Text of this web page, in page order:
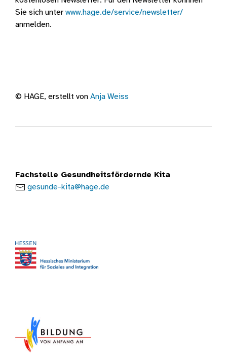
Sie sich unter www.hage.de/service/newsletter/
anmelden.
© HAGE, erstellt von Anja Weiss
Fachstelle Gesundheitsfördernde Kita
E-Mail:
gesunde-kita@hage.de